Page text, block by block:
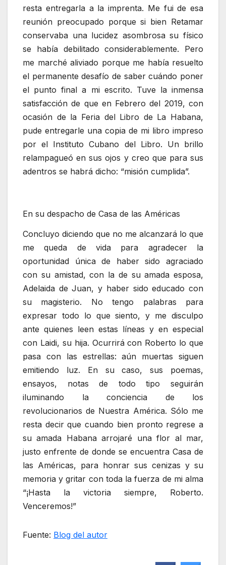
resta entregarla a la imprenta. Me fui de esa
reunión preocupado porque si bien Retamar
conservaba una lucidez asombrosa su físico
se había debilitado considerablemente. Pero
me marché aliviado porque me había resuelto
el permanente desafío de saber cuándo poner
el punto final a mi escrito. Tuve la inmensa
satisfacción de que en Febrero del 2019, con
ocasión de la Feria del Libro de La Habana,
pude entregarle una copia de mi libro impreso
por el Instituto Cubano del Libro. Un brillo
relampagueó en sus ojos y creo que para sus
adentros se habrá dicho: “misión cumplida”.
En su despacho de Casa de las Américas
Concluyo diciendo que no me alcanzará lo que
me queda de vida para agradecer la
oportunidad única de haber sido agraciado
con su amistad, con la de su amada esposa,
Adelaida de Juan, y haber sido educado con
su magisterio. No tengo palabras para
expresar todo lo que siento, y me disculpo
ante quienes leen estas líneas y en especial
con Laidi, su hija. Ocurrirá con Roberto lo que
pasa con las estrellas: aún muertas siguen
emitiendo luz. En su caso, sus poemas,
ensayos, notas de todo tipo seguirán
iluminando la conciencia de los
revolucionarios de Nuestra América. Sólo me
resta decir que cuando bien pronto regrese a
su amada Habana arrojaré una flor al mar,
justo enfrente de donde se encuentra Casa de
las Américas, para honrar sus cenizas y su
memoria y gritar con toda la fuerza de mi alma
“¡Hasta la victoria siempre, Roberto.
Venceremos!”
Fuente: Blog del autor